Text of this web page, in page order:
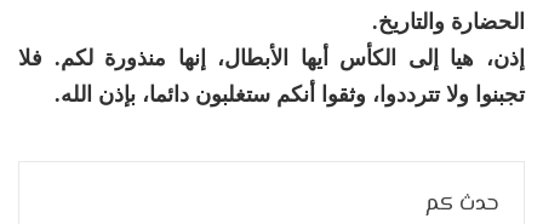
الحضارة والتاريخ.
إذن، هيا إلى الكأس أيها الأبطال، إنها منذورة لكم. فلا
تجبنوا ولا تترددوا، وثقوا أنكم ستغلبون دائما، بإذن الله.
حدث كم